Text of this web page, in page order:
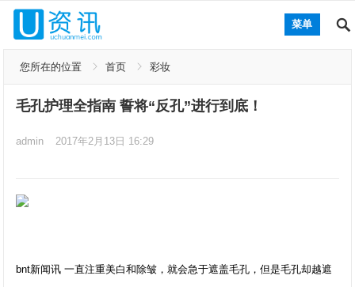
菜单
您所在的位置 首页 彩妆
毛孔护理全指南 誓将“反孔”进行到底！
admin 2017年2月13日 16:29
bnt新闻讯 一直注重美白和除皱，就会急于遮盖毛孔，但是毛孔却越遮